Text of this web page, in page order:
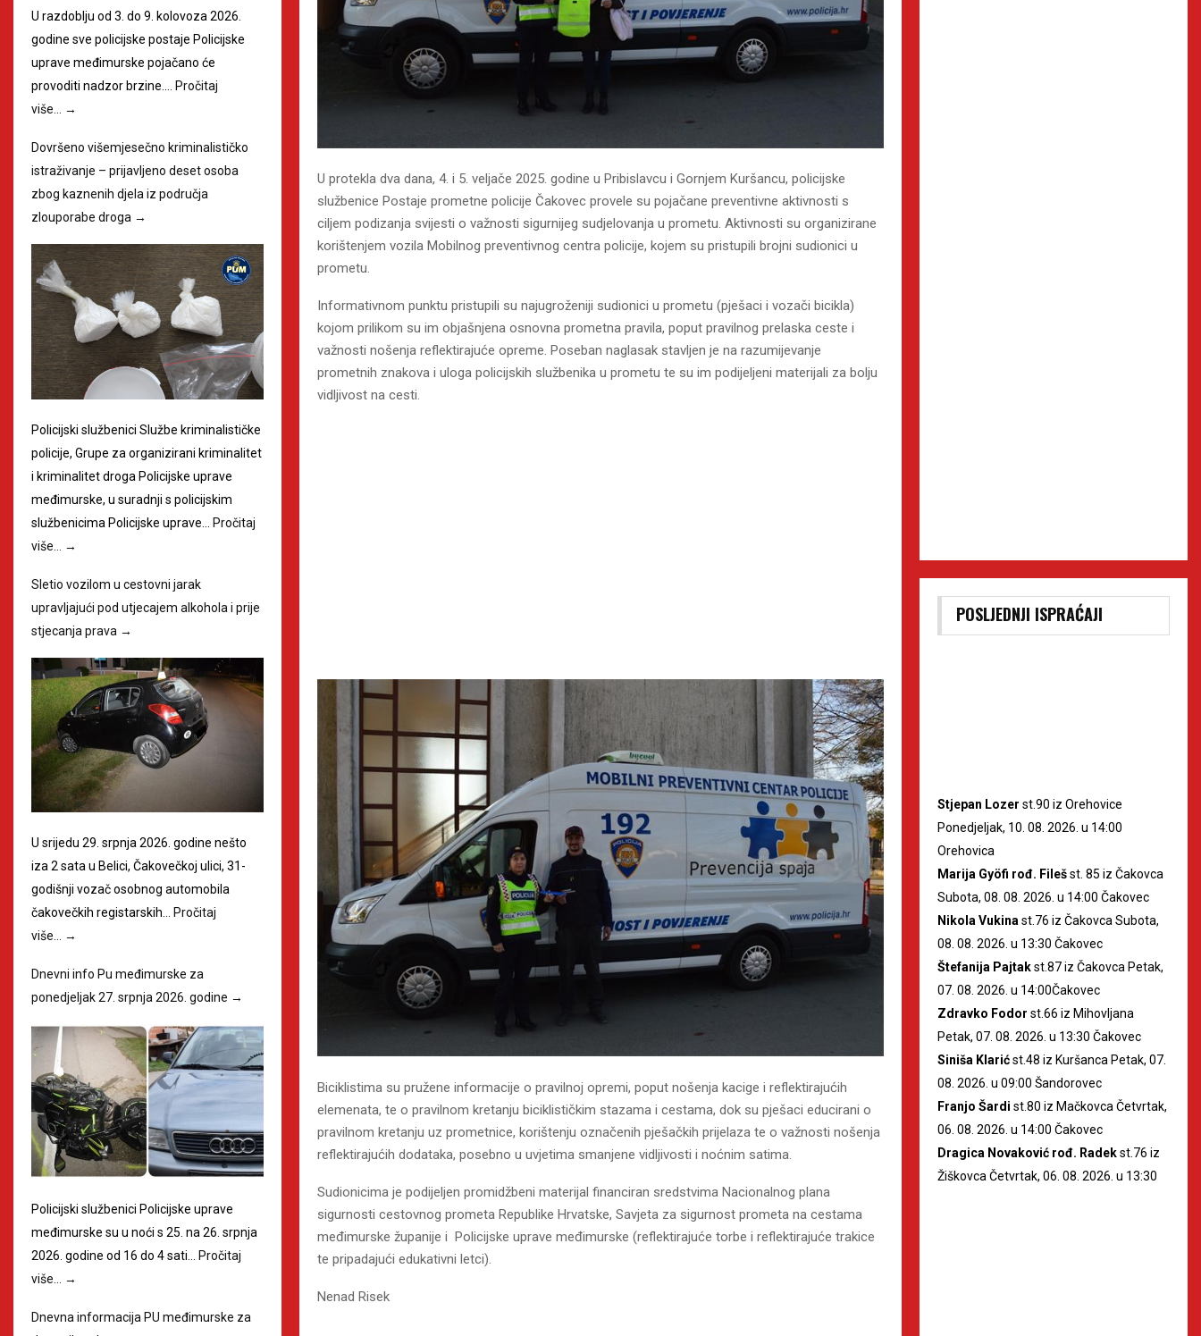
U protekla dva dana, 4. i 5. veljače 2025. godine u Pribislavcu i Gornjem Kuršancu, policijske
službenice Postaje prometne policije Čakovec provele su pojačane preventivne aktivnosti s
ciljem podizanja svijesti o važnosti sigurnijeg sudjelovanja u prometu. Aktivnosti su organizirane
korištenjem vozila Mobilnog preventivnog centra policije, kojem su pristupili brojni sudionici u
prometu.
Informativnom punktu pristupili su najugroženiji sudionici u prometu (pješaci i vozači bicikla)
kojom prilikom su im objašnjena osnovna prometna pravila, poput pravilnog prelaska ceste i
važnosti nošenja reflektirajuće opreme. Poseban naglasak stavljen je na razumijevanje
prometnih znakova i uloga policijskih službenika u prometu te su im podijeljeni materijali za bolju
vidljivost na cesti.
Biciklistima su pružene informacije o pravilnoj opremi, poput nošenja kacige i reflektirajućih
elemenata, te o pravilnom kretanju biciklističkim stazama i cestama, dok su pješaci educirani o
pravilnom kretanju uz prometnice, korištenju označenih pješačkih prijelaza te o važnosti nošenja
reflektirajućih dodataka, posebno u uvjetima smanjene vidljivosti i noćnim satima.
Sudionicima je podijeljen promidžbeni materijal financiran sredstvima Nacionalnog plana
sigurnosti cestovnog prometa Republike Hrvatske, Savjeta za sigurnost prometa na cestama
međimurske županije i Policijske uprave međimurske (reflektirajuće torbe i reflektirajuće trakice
te pripadajući edukativni letci).
Nenad Risek
U razdoblju od 3. do 9. kolovoza 2026.
godine sve policijske postaje Policijske
uprave međimurske pojačano će
provoditi nadzor brzine.… Pročitaj
više… →
Dovršeno višemjesečno kriminalističko
istraživanje – prijavljeno deset osoba
zbog kaznenih djela iz područja
zlouporabe droga →
Policijski službenici Službe kriminalističke
policije, Grupe za organizirani kriminalitet
i kriminalitet droga Policijske uprave
međimurske, u suradnji s policijskim
službenicima Policijske uprave… Pročitaj
više…
→
Sletio vozilom u cestovni jarak
upravljajući pod utjecajem alkohola i prije
stjecanja prava →
U srijedu 29. srpnja 2026. godine nešto
iza 2 sata u Belici, Čakovečkoj ulici, 31-
godišnji vozač osobnog automobila
čakovečkih registarskih…
Pročitaj
više…
→
Dnevni info Pu međimurske za
ponedjeljak 27. srpnja 2026. godine →
Policijski službenici Policijske uprave
međimurske su u noći s 25. na 26. srpnja
2026. godine od 16 do 4 sati…
Pročitaj
više…
→
Dnevna informacija PU međimurske za
POSLJEDNJI ISPRAĆAJI
Stjepan Lozer st.90 iz Orehovice
Ponedjeljak, 10. 08. 2026. u 14:00
Orehovica
Marija Gyöfi rođ. Filešst. 85 iz Čakovca
Subota, 08. 08. 2026. u 14:00 Čakovec
Nikola Vukina st.76 iz Čakovca Subota,
08. 08. 2026. u 13:30 Čakovec
Štefanija Pajtakst.87 iz Čakovca Petak,
07. 08. 2026. u 14:00Čakovec
Zdravko Fodor st.66 iz Mihovljana
Petak, 07. 08. 2026. u 13:30 Čakovec
Siniša Klarićst.48 iz Kuršanca Petak, 07.
08. 2026. u 09:00 Šandorovec
Franjo Šardi st.80 iz Mačkovca Četvrtak,
06. 08. 2026. u 14:00 Čakovec
Dragica Novaković rođ. Radekst.76 iz
Žiškovca Četvrtak, 06. 08. 2026. u 13:30